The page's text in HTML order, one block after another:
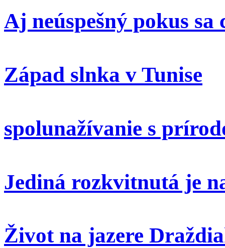
Aj neúspešný pokus sa
Západ slnka v Tunise
spolunažívanie s
Jediná rozkvitnutá je
Život na jazere